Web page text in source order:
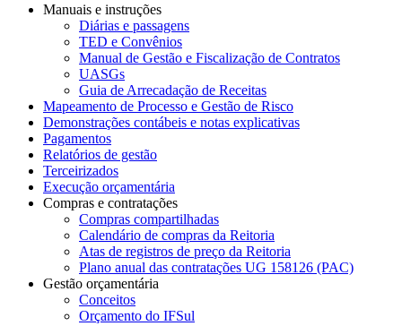
Manuais e instruções
Diárias e passagens
TED e Convênios
Manual de Gestão e Fiscalização de Contratos
UASGs
Guia de Arrecadação de Receitas
Mapeamento de Processo e Gestão de Risco
Demonstrações contábeis e notas explicativas
Pagamentos
Relatórios de gestão
Terceirizados
Execução orçamentária
Compras e contratações
Compras compartilhadas
Calendário de compras da Reitoria
Atas de registros de preço da Reitoria
Plano anual das contratações UG 158126 (PAC)
Gestão orçamentária
Conceitos
Orçamento do IFSul